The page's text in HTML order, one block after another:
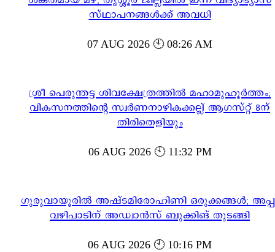
സ്ഥാപനങ്ങൾക്ക് അവധി
07 AUG 2026 🕙 08:26 AM
ശ്രീ പെരുന്തട്ട ശിവക്ഷേത്രത്തിൽ മഹാമുഹൂർത്തം;
വികസനത്തിന്റെ സ്വർണനാഴികക്കല്ല് ആഗസ്റ്റ് 8ന്
തിരിതെളിയും
06 AUG 2026 🕙 11:32 PM
ഗുരുവായൂരിൽ അഷ്ടമിരോഹിണി ഒരുക്കങ്ങൾ;
വഴിപാടിന് അഡ്വാൻസ് ബുക്കിങ് തുടങ്ങി
06 AUG 2026 🕙 10:16 PM